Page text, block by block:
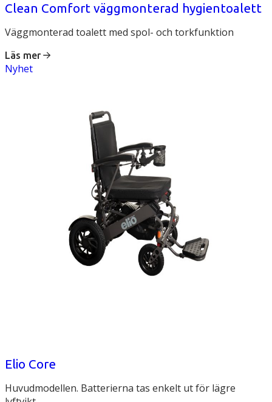
Clean Comfort väggmonterad hygientoalett
Väggmonterad toalett med spol- och torkfunktion
Läs mer
Nyhet
Elio Core
Huvudmodellen. Batterierna tas enkelt ut för lägre